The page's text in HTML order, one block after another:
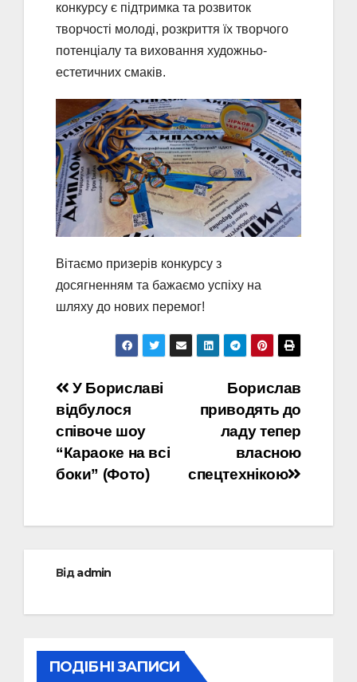
конкурсу є підтримка та розвиток
творчості молоді, розкриття їх творчого
потенціалу та виховання художньо-
естетичних смаків.
Вітаємо призерів конкурсу з
досягненням та бажаємо успіху на
шляху до нових перемог!
Навігація
записів
Борислав
приводять до
ладу тепер
власною
спецтехнікою
У Бориславі
відбулося
співоче шоу
“Караоке на всі
боки” (Фото)
Відadmin
ПОДІБНІ ЗАПИСИ